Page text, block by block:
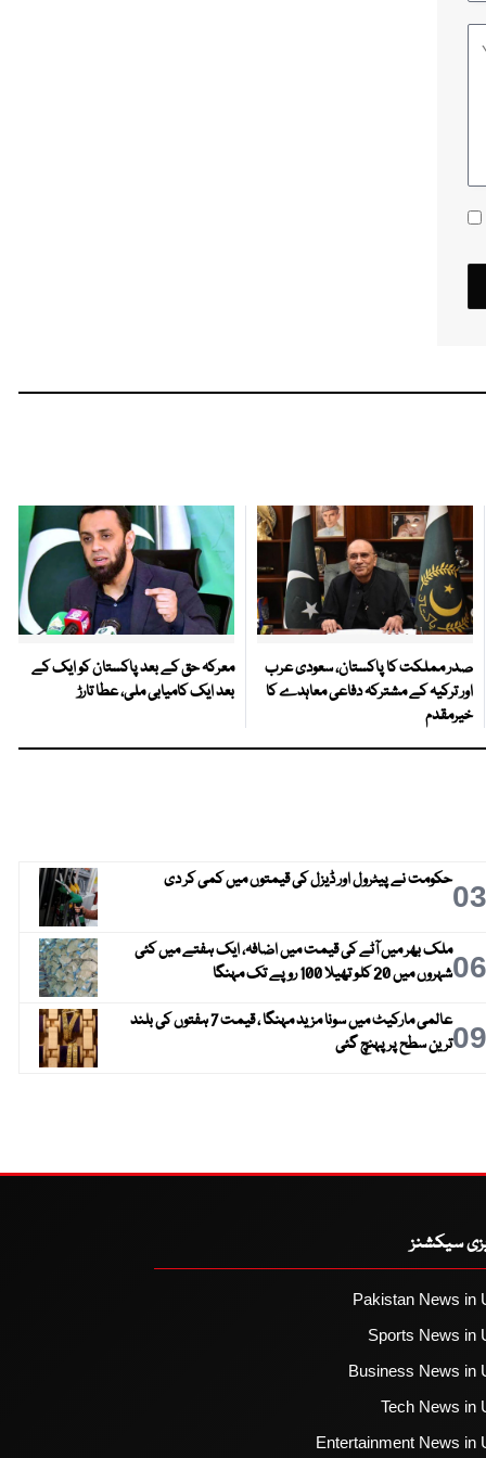
صدر مملکت کا پاکستان، سعودی عرب
اور ترکیہ کے مشترکہ دفاعی معاہدے کا
خیرمقدم
معرکہ حق کے بعد پاکستان کو ایک کے
بعد ایک کامیابی ملی، عطا تارڑ
03حکومت نے پیٹرول اور ڈیزل کی قیمتوں میں کمی کر دی
06ملک بھر میں آٹے کی قیمت میں اضافہ، ایک ہفتے میں کئی
شہروں میں 20 کلو تھیلا 100 روپے تک مہنگا
09
عالمی مارکیٹ میں سونا مزید مہنگا ، قیمت 7 ہفتوں کی بلند
ترین سطح پر پہنچ گئی
سیکشنز
Pakistan News in
Sports News in
Business News in
Tech News in
Entertainment News in